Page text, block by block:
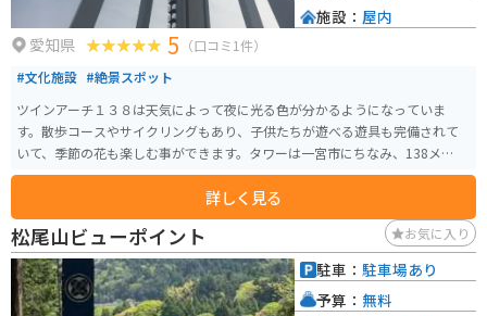
愛知県 5 （口コミ1件）
#文化施設 #絶景スポット
ツインアーチ１３８は天気によって夜に光る色が分かるようになっていま
す。散歩コースやサイクリングもあり、子供たちが遊べる遊具も完備されて
いて、季節の花も楽しむ事ができます。タワーは一宮市にちなみ、138メート
ルあります。
詳しく見る
施設： 屋内
松尾山ビューポイント お気に入り
駐車： 駐車場あり
予算： 無料